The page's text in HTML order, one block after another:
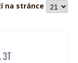
na stránce
3T